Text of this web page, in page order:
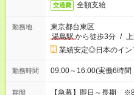
交通費 全額支給
勤務地
東京都台東区
湯島駅から徒歩3分 /
業績安定◎日本のイン
勤務時間 09:00～16:00(実働6時
期間 【急募】即日～長期 ※8